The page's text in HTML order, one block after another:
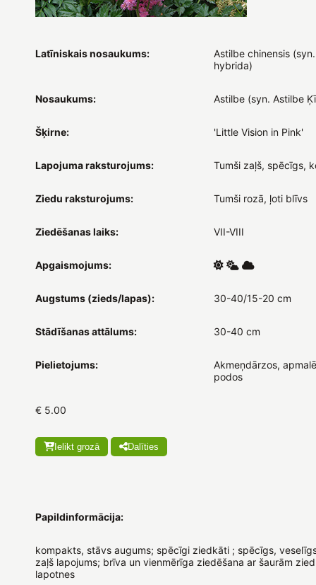
Latīniskais nosaukums:
Astilbe chinensis
hybrida)
Nosaukums: Astilbe (syn. Astilbe
Šķirne: 'Little Vision in Pink'
Lapojuma raksturojums: Tumši zaļš, spēcīgs,
Ziedu raksturojums: Tumši rozā, ļoti blīvs
Ziedēšanas laiks: VII-VIII
Apgaismojums:
Augstums (zieds/lapas): 30-40/15-20 cm
Stādīšanas attālums: 30-40 cm
Pielietojums:
Akmeņdārzos,
podos
€ 5.00
Ielikt grozā Dalīties
Papildinformācija:
kompakts, stāvs augums; spēcīgi ziedkāti ; spēcīgs,
zaļš lapojums; brīva un vienmērīga ziedēšana ar šaurām
lapotnes